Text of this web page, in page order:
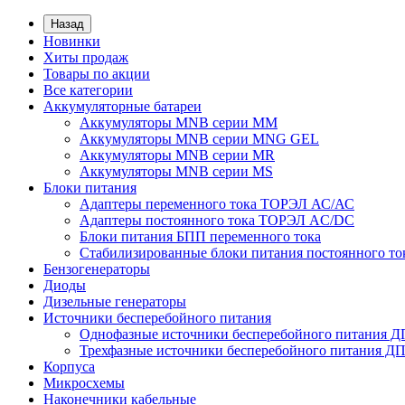
Назад
Новинки
Хиты продаж
Товары по акции
Все категории
Аккумуляторные батареи
Аккумуляторы MNB серии MM
Аккумуляторы MNB серии MNG GEL
Аккумуляторы MNB серии MR
Аккумуляторы MNB серии MS
Блоки питания
Адаптеры переменного тока ТОРЭЛ АС/АС
Адаптеры постоянного тока ТОРЭЛ AC/DC
Блоки питания БПП переменного тока
Стабилизированные блоки питания постоянного
Бензогенераторы
Диоды
Дизельные генераторы
Источники бесперебойного питания
Однофазные источники бесперебойного питания
Трехфазные источники бесперебойного питания
Корпуса
Микросхемы
Наконечники кабельные